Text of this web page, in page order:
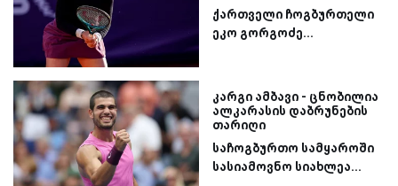
ქართველი ჩოგბურთელი
ეკო გორგოძე...
კარგი ამბავი - ცნობილია
ალკარასის დაბრუნების
თარიღი
საჩოგბურთო სამყაროში
სასიამოვნო სიახლეა...